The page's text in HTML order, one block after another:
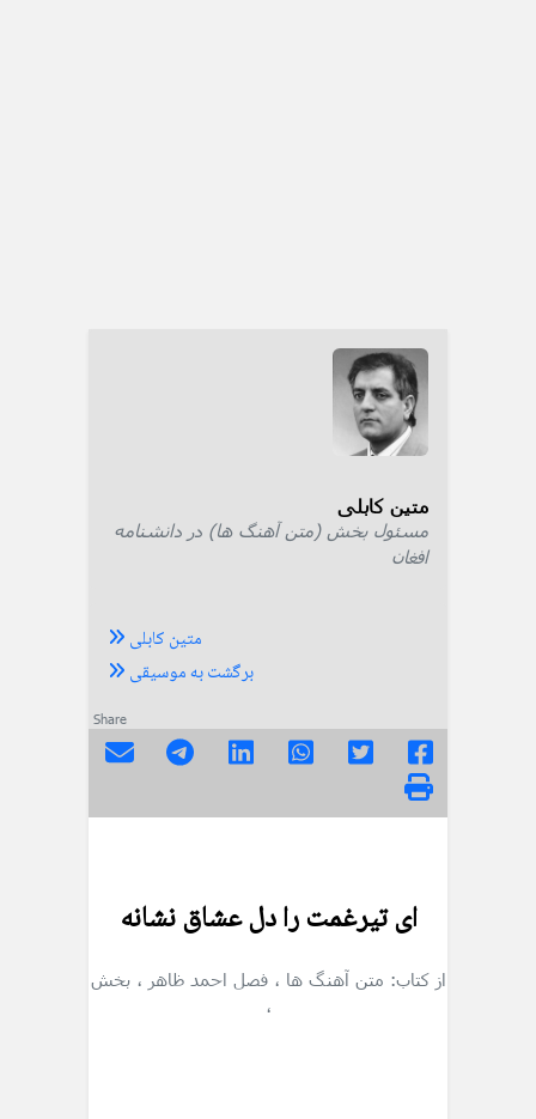
متین کابلی
مسئول بخش (متن آهنگ ها) در دانشنامه
افغان
متین کابلی
برگشت به موسیقی
Share
ای تیرغمت را دل عشاق نشانه
از کتاب: متن آهنگ ها ، فصل احمد ظاهر ، بخش
،